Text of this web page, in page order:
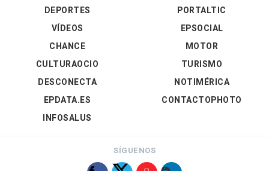
DEPORTES
VÍDEOS
PORTALTIC
EPSOCIAL
CHANCE
CULTURAOCIO
DESCONECTA
EPDATA.ES
INFOSALUS
MOTOR
TURISMO
NOTIMÉRICA
CONTACTOPHOTO
SÍGUENOS